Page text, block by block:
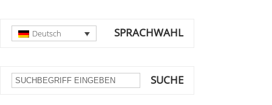
SPRACHWAHL
Deutsch
SUCHE